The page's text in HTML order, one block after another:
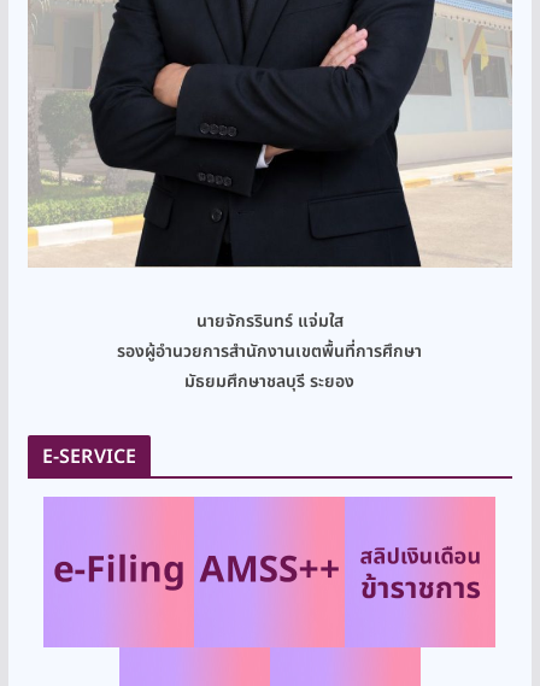
นายจักรรินทร์ แจ่มใส
รองผู้อำนวยการสำนักงานเขตพื้นที่การศึกษา
มัธยมศึกษาชลบุรี ระยอง
E-SERVICE